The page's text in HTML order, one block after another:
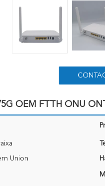
OEM FTTH ONU
Union